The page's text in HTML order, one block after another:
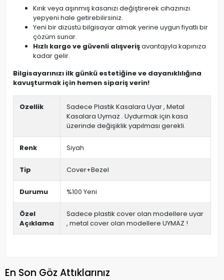
Kırık veya aşınmış kasanızı değiştirerek cihazınızı
yepyeni hale getirebilirsiniz.
Yeni bir dizüstü bilgisayar almak yerine uygun fiyatlı bir
çözüm sunar.
Hızlı kargo ve güvenli alışverişavantajıyla kapınıza
kadar gelir.
Bilgisayarınızı ilk günkü estetiğine ve dayanıklılığına
kavuşturmak için hemen sipariş verin!
Ozellik
Sadece Plastik Kasalara Uyar , Metal
Kasalara Uymaz . Uydurmak için kasa
üzerinde değişiklik yapılması gerekli.
Renk Siyah
Tip Cover+Bezel
Durumu %100 Yeni
Özel
Açıklama
Sadece plastik cover olan modellere uyar
, metal cover olan modellere UYMAZ !
En Son Göz Attıklarınız